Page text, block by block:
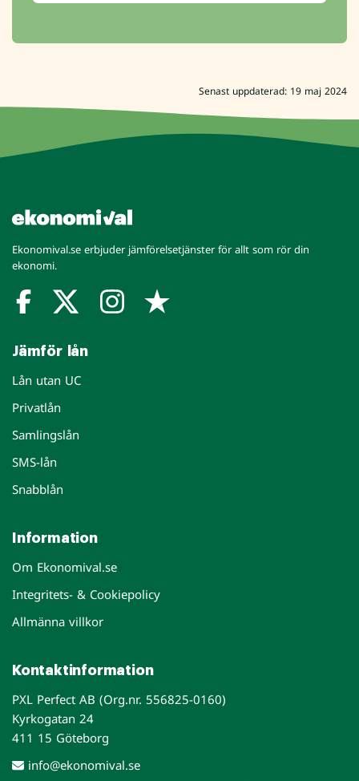
Senast uppdaterad: 19 maj 2024
Ekonomival.se erbjuder jämförelsetjänster för allt som rör din
ekonomi.
Jämför lån
Lån utan UC
Privatlån
Samlingslån
SMS-lån
Snabblån
Information
Om Ekonomival.se
Integritets- & Cookiepolicy
Allmänna villkor
Kontaktinformation
PXL Perfect AB (Org.nr. 556825-0160)
Kyrkogatan 24
411 15 Göteborg
info@ekonomival.se